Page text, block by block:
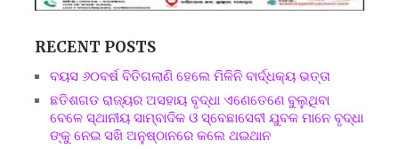
RECENT POSTS
ବୟସ ୬୦ବର୍ଷ ବିତିଗଲାଣି ହେଲେ ମିଳିନି ବାର୍ଦ୍ଧକ୍ୟ ଭତ୍ତା
ଛତିଶଗଡ ରାଜ୍ୟର ଅସହାୟ ବୃଦ୍ଧା ଏଣେତେଣେ ବୁଲୁଥିବା
ବେଳେ ସ୍ଥାନୀୟ ସାମ୍ବାଦିକ ଓ ସ୍ବେଛାସେବୀ ଯୁବକ ମାନେ ବୃଦ୍ଧା
ଙ୍କୁ ନେଇ ସଖି ଅନୁଷ୍ଠାନରେ କଲେ ଥଇଥାନ